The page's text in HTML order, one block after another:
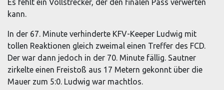
Es fehlt ein Vollstrecker, der den finalen Pass verwerten
kann.
In der 67. Minute verhinderte KFV-Keeper Ludwig mit
tollen Reaktionen gleich zweimal einen Treffer des FCD.
Der war dann jedoch in der 70. Minute fällig. Sautner
zirkelte einen Freistoß aus 17 Metern gekonnt über die
Mauer zum 5:0. Ludwig war machtlos.